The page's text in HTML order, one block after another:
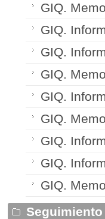
GIQ.
GIQ.
GIQ.
GIQ.
GIQ.
GIQ.
GIQ.
GIQ.
GIQ.
Seguimiento